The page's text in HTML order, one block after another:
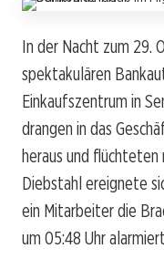
In der Nacht zum 29.
spektakulären
Einkaufszentrum in
drangen in das
heraus und
Diebstahl ereignete
ein Mitarbeiter die
um 05:48 Uhr